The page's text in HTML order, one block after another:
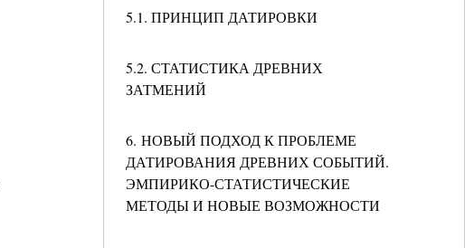
5.1. ПРИНЦИП ДАТИРОВКИ
5.2. СТАТИСТИКА ДРЕВНИХ
ЗАТМЕНИЙ
6. НОВЫЙ ПОДХОД К ПРОБЛЕМЕ
ДАТИРОВАНИЯ ДРЕВНИХ СОБЫТИЙ.
ЭМПИРИКО-СТАТИСТИЧЕСКИЕ
МЕТОДЫ И НОВЫЕ ВОЗМОЖНОСТИ